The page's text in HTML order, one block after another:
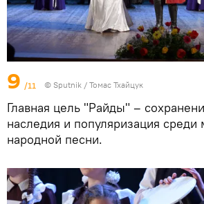
9 /11 © Sputnik / Томас Тхайцук
Главная цель "Райды" –
наследия и популяризация
народной песни.